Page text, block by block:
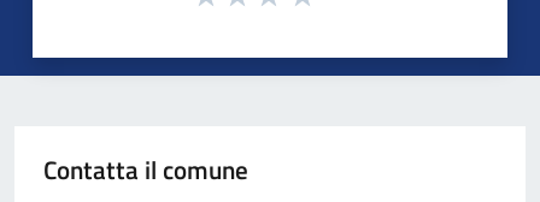
Contatta il comune